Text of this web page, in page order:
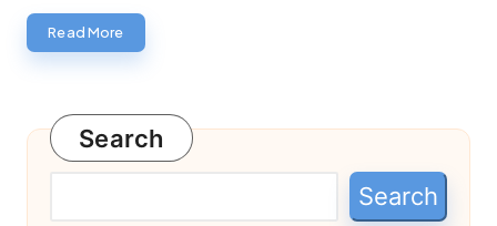
Read More
Search
Search